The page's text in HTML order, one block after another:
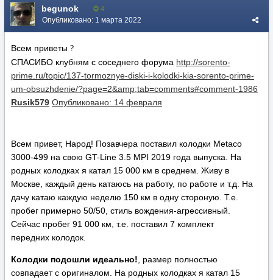
begunok 4
Опубликовано: 1 марта 2022
Всем приветы ?
СПАСИБО клубням с соседнего форума http://sorento-
prime.ru/topic/137-tormoznye-diski-i-kolodki-kia-sorento-prime-
um-obsuzhdenie/?page=2&amp;tab=comments#comment-1986
Rusik579 Опубликовано: 14 февраля
Всем привет, Народ! Позавчера поставил колодки Metaco
3000-499 на свою GT-Line 3.5 MPI 2019 года выпуска. На
родных колодках я катал 15 000 км в среднем. Живу в
Москве, каждый день катаюсь на работу, по работе и т.д. На
дачу катаю каждую неделю 150 км в одну стороную. Т.е.
пробег примерно 50/50, стиль вождения-агрессивный.
Сейчас пробег 91 000 км, т.е. поставил 7 комплект
передних колодок.
Колодки подошли идеально! , размер полностью
совпадает с оригиналом. На родных колодках я катал 15